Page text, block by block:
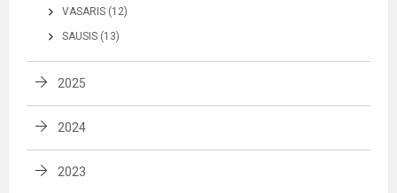
VASARIS (12)
SAUSIS (13)
2025
2024
2023